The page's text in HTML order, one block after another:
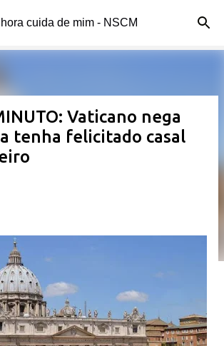
para o conteúdo principal
cuida de mim - NSCM
Vaticano nega
tenha felicitado casal